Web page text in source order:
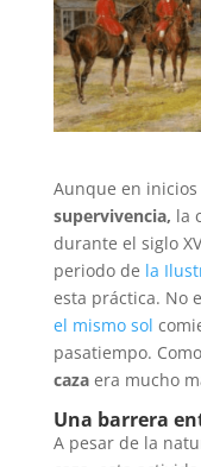
Aunque en
supervivencia, la
durante el siglo
periodo de la
esta práctica. No
el mismo sol
pasatiempo.
cazaera mucho
Una barrera
A pesar de la